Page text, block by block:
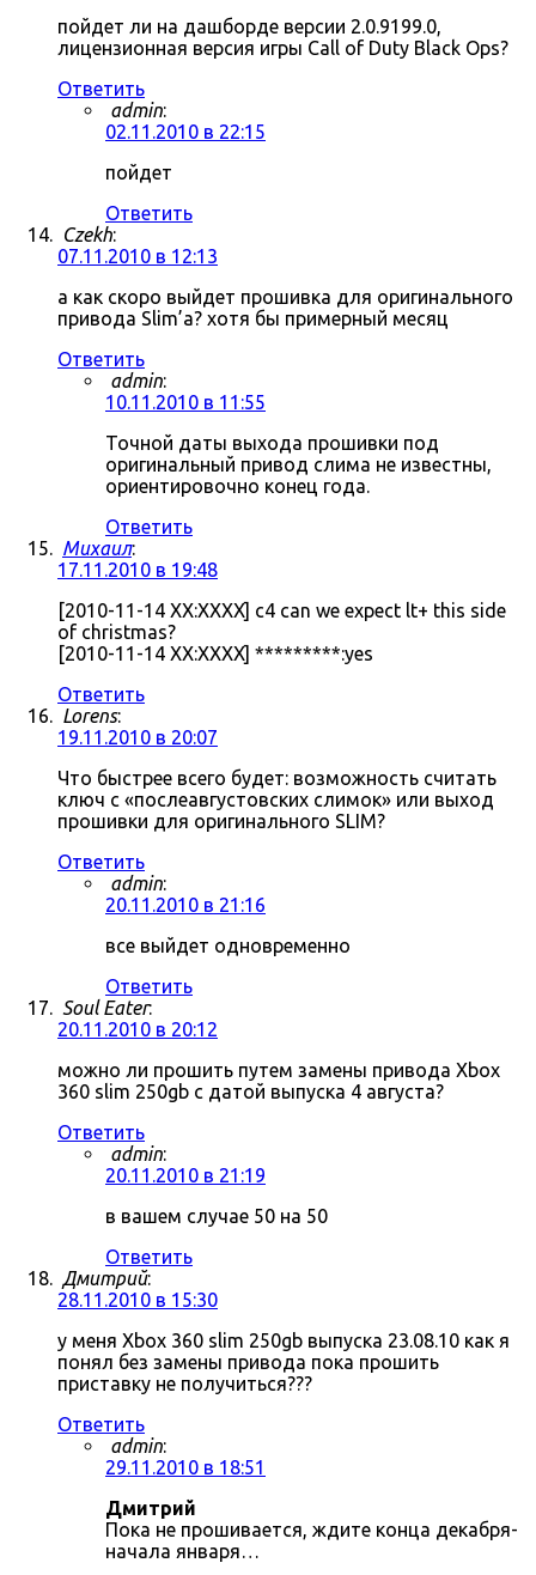
пойдет ли на дашборде версии 2.0.9199.0,
лицензионная версия игры Call of Duty Black Ops?
Ответить
admin:
02.11.2010 в 22:15
пойдет
Ответить
Czekh:
07.11.2010 в 12:13
а как скоро выйдет прошивка для оригинального
привода Slim’а? хотя бы примерный месяц
Ответить
admin:
10.11.2010 в 11:55
Точной даты выхода прошивки под
оригинальный привод слима не известны,
ориентировочно конец года.
Ответить
Михаил:
17.11.2010 в 19:48
[2010-11-14 XX:XXXX] c4 can we expect lt+ this side
of christmas?
[2010-11-14 XX:XXXX] *********:yes
Ответить
Lorens:
19.11.2010 в 20:07
Что быстрее всего будет: возможность считать
ключ с «послеавгустовских слимок» или выход
прошивки для оригинального SLIM?
Ответить
admin:
20.11.2010 в 21:16
все выйдет одновременно
Ответить
Soul Eater:
20.11.2010 в 20:12
можно ли прошить путем замены привода Xbox
360 slim 250gb с датой выпуска 4 августа?
Ответить
admin:
20.11.2010 в 21:19
в вашем случае 50 на 50
Ответить
Дмитрий:
28.11.2010 в 15:30
у меня Xbox 360 slim 250gb выпуска 23.08.10 как я
понял без замены привода пока прошить
приставку не получиться???
Ответить
admin:
29.11.2010 в 18:51
Дмитрий
Пока не прошивается, ждите конца декабря-
начала января…